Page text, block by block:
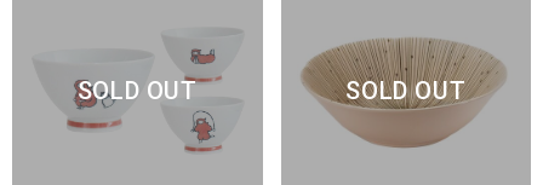
SOLD OUT SOLD OUT